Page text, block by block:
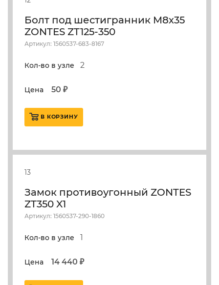
Болт под шестигранник М8х35
ZONTES ZT125-350
Артикул: 1560537-683-8167
Кол-во в узле 2
Цена 50 ₽
В КОРЗИНУ
13
Замок противоугонный ZONTES
ZT350 X1
Артикул: 1560537-290-1860
Кол-во в узле 1
Цена 14 440 ₽